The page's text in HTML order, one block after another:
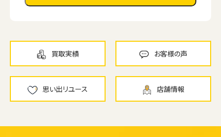
ウェブから1分 フリーダイヤル
買取実績 お客様の声
思い出リユース 店舗情報